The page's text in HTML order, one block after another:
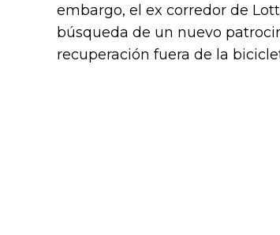
embargo, el ex corredor de
búsqueda de un nuevo
recuperación fuera de la